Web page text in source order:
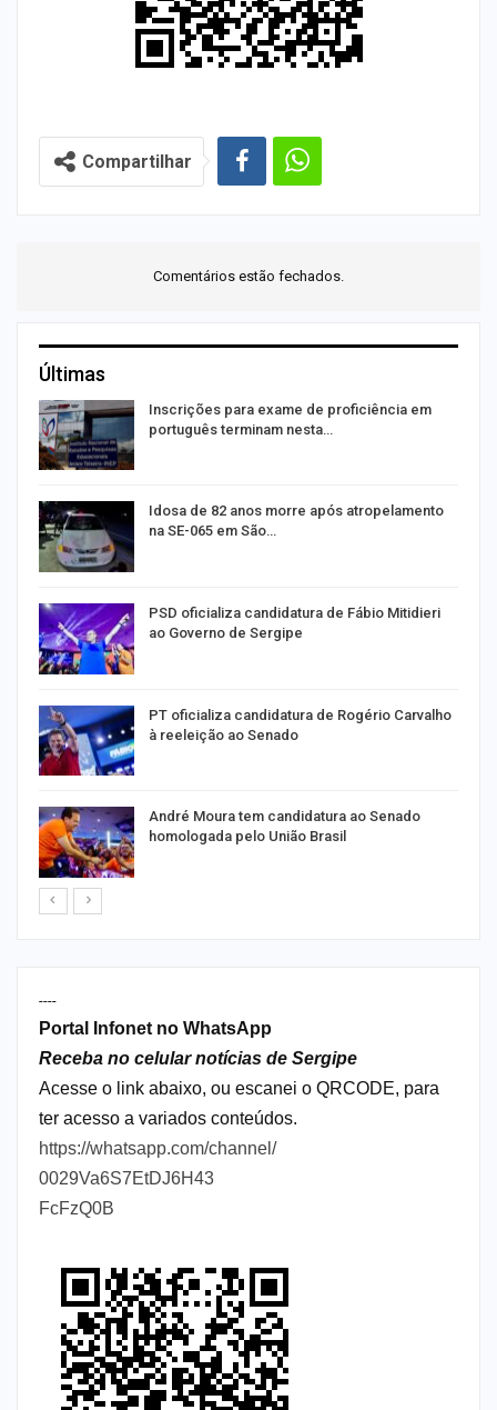
Compartilhar
Comentários estão fechados.
Últimas
Inscrições para exame de proficiência em
português terminam nesta…
Idosa de 82 anos morre após atropelamento
na SE-065 em São…
PSD oficializa candidatura de Fábio Mitidieri
ao Governo de Sergipe
PT oficializa candidatura de Rogério Carvalho
à reeleição ao Senado
André Moura tem candidatura ao Senado
homologada pelo União Brasil
----
Portal Infonet no WhatsApp
Receba no celular notícias de Sergipe
Acesse o link abaixo, ou escanei o QRCODE, para
ter acesso a variados conteúdos.
https://whatsapp.com/channel/
0029Va6S7EtDJ6H43
FcFzQ0B